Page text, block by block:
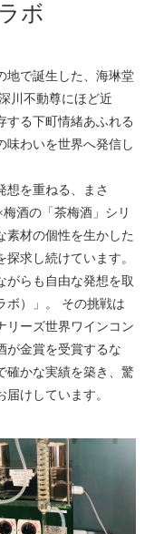
ボ
地で誕生した、海琳堂
川不動尊にほど近
する下町情緒あふれる
味わいを世界へ発信し
想を重ねる、まさ
酒の「茶梅酒」シリ
素材の個性を生かした
求し続けています。
がらも自由な発想を取
ボ）」。 その挑戦は
リーズ世界ワインコン
が金賞を受賞するな
確かな実績を築き、驚
けしています。